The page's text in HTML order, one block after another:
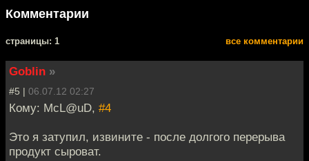
Комментарии
cтраницы: 1 все комментарии
Goblin »
#5 | 06.07.12 02:27
Кому: McL@uD, #4
Это я затупил, извините - после долгого перерыва
продукт сыроват.